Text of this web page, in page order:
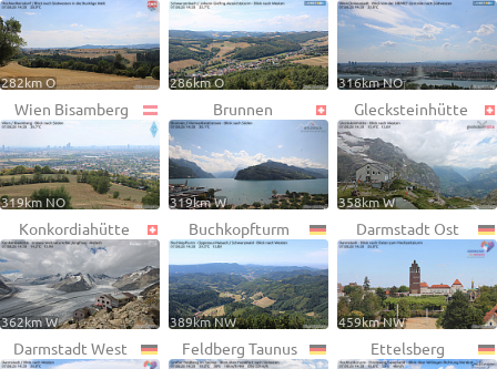
282km O 286km O 316km NO
Wien Bisamberg
319km NO
Brunnen
319km W
Glecksteinhütte
358km W
Konkordiahütte
362km W
Buchkopfturm
389km NW
Darmstadt Ost
459km NW
Darmstadt West Feldberg Taunus Ettelsberg